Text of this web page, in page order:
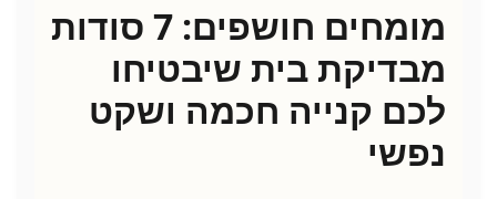
מומחים חושפים: 7 סודות
מבדיקת בית שיבטיחו
לכם קנייה חכמה ושקט
נפשי